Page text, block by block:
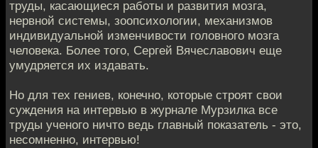
труды, касающиеся работы и развития мозга,
нервной системы, зоопсихологии, механизмов
индивидуальной изменчивости головного мозга
человека. Более того, Сергей Вячеславович еще
умудряется их издавать.
Но для тех гениев, конечно, которые строят свои
суждения на интервью в журнале Мурзилка все
труды ученого ничто ведь главный показатель - это,
несомненно, интервью!